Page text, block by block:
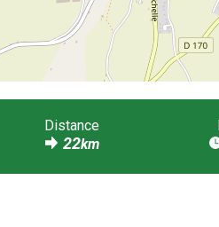
Distance
22km